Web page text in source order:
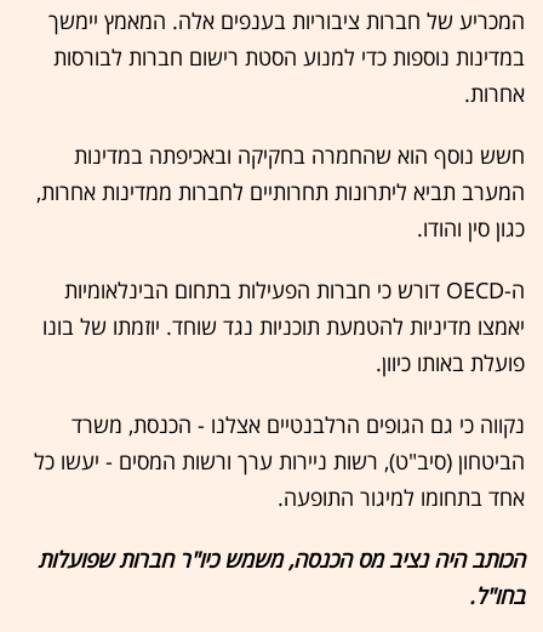
המכריע של חברות ציבוריות בענפים אלה. המאמץ יימשך
במדינות נוספות כדי למנוע הסטת רישום חברות לבורסות
אחרות.
חשש נוסף הוא שהחמרה בחקיקה ובאכיפתה במדינות
המערב תביא ליתרונות תחרותיים לחברות ממדינות אחרות,
כגון סין והודו.
ה-OECD דורש כי חברות הפעילות בתחום הבינלאומיות
יאמצו מדיניות להטמעת תוכניות נגד שוחד. יוזמתו של בונו
פועלת באותו כיוון.
נקווה כי גם הגופים הרלבנטיים אצלנו - הכנסת, משרד
הביטחון (סיב"ט), רשות ניירות ערך ורשות המסים - יעשו כל
אחד בתחומו למיגור התופעה.
הכותב היה נציב מס הכנסה, משמש כיו"ר חברות שפועלות
בחו"ל.